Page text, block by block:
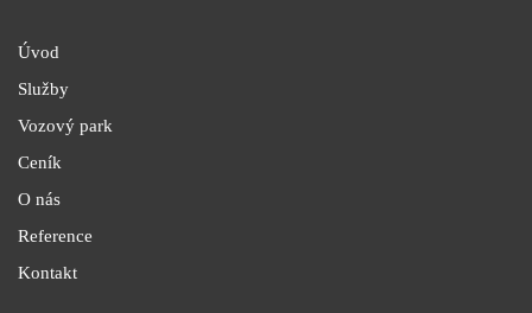
Úvod
Služby
Vozový park
Ceník
O nás
Reference
Kontakt